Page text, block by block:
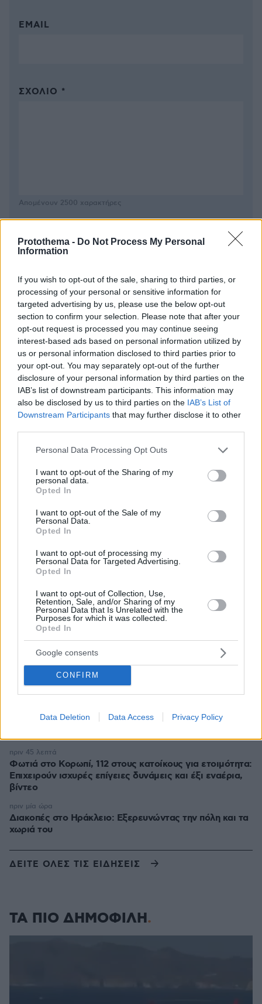
Protothema - Do Not Process My Personal
Information
If you wish to opt-out of the sale, sharing to third parties, or
processing of your personal or sensitive information for
targeted advertising by us, please use the below opt-out
section to confirm your selection. Please note that after your
opt-out request is processed you may continue seeing
interest-based ads based on personal information utilized by
us or personal information disclosed to third parties prior to
your opt-out. You may separately opt-out of the further
disclosure of your personal information by third parties on the
IAB’s list of downstream participants. This information may
also be disclosed by us to third parties on the IAB’s List of
Downstream Participants that may further disclose it to other
Please note that this website/app uses one or more Google
not limited to your visit or usage behaviour. You may click to
grant or deny consent to Google and its third-party tags to
use your data for below specified purposes in below Google
consent section.
Personal Data Processing Opt Outs
I want to opt-out of the Sharing of my
personal data.
Opted In
I want to opt-out of the Sale of my
Personal Data.
Opted In
I want to opt-out of processing my
Personal Data for Targeted Advertising.
Opted In
I want to opt-out of Collection, Use,
Retention, Sale, and/or Sharing of my
Personal Data that Is Unrelated with the
Purposes for which it was collected.
Opted In
Google consents
CONFIRM
Data Deletion Data Access Privacy Policy
EMAIL
ΣΧΌΛΙΟ *
Απομένουν 2500 χαρακτήρες
* Υποχρεωτικά πεδία
ΡΟΗ ΕΙΔΗΣΕΩΝ
Ειδήσεις Δημοφιλή Σχολιασμένα
Σκιάθος: 15χρονος κατήγγειλε 17χρονο για κατ'
πριν 7 λεπτά
Απατεώνας άρπαξε 400.000 ευρώ και κοσμήματα από
ηλικιωμένη στη Βοιωτία
Πάργα: Εκεί που η ηπειρωτική Ελλάδα μοιάζει με νησί
καλοκαίρι – Και πώς να το αποφύγουμε
πριν 12 λεπτά
αναπτυχθούν στη Ρωσία, λέει ο Ζελένσκι
πριν 12 λεπτά
Τα σοβαρά λάθη που κάνουμε και επηρεάζεται η υγεία
του σκύλου μας
πριν 31 λεπτά
Ο Τομ Χόλαντ δάκρυσε όταν είδε τη Ζεντάγια στον
«μυστικό» γάμο τους στην Αγγλία
πριν 36 λεπτά
«Μπαϊράκι» του Νετανιάχου, απορρίπτει το ειρηνευτικό
σχέδιο του Τραμπ για τη Γάζα: Δεν αποσύρουμε τον
Φωτιά στο Κορωπί, 112 στους κατοίκους για ετοιμότητα:
Επιχειρούν ισχυρές επίγειες δυνάμεις και έξι εναέρια,
βίντεο
πριν 45 λεπτά
Διακοπές στο Ηράκλειο: Εξερευνώντας την πόλη και τα
χωριά του
πριν μία ώρα
ΔΕΙΤΕ ΟΛΕΣ ΤΙΣ ΕΙΔΗΣΕΙΣ
ΤΑ ΠΙΟ ΔΗΜΟΦΙΛΗ